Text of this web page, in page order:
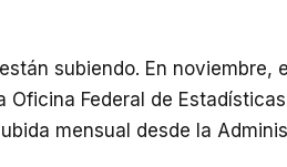
subiendo. En noviembre,
Oficina Federal de
mensual desde la